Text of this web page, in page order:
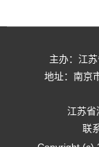
主办：江
地址：南京
江苏省
联